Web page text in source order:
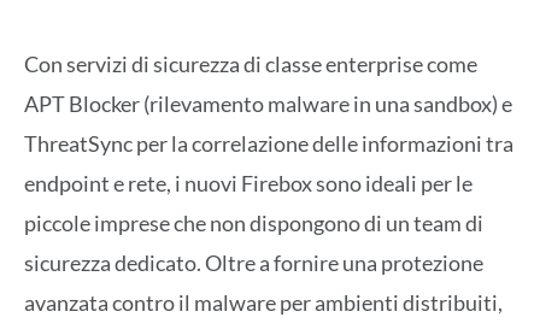
Con servizi di sicurezza di classe enterprise come
APT Blocker (rilevamento malware in una sandbox) e
ThreatSync per la correlazione delle informazioni tra
endpoint e rete, i nuovi Firebox sono ideali per le
piccole imprese che non dispongono di un team di
sicurezza dedicato. Oltre a fornire una protezione
avanzata contro il malware per ambienti distribuiti,